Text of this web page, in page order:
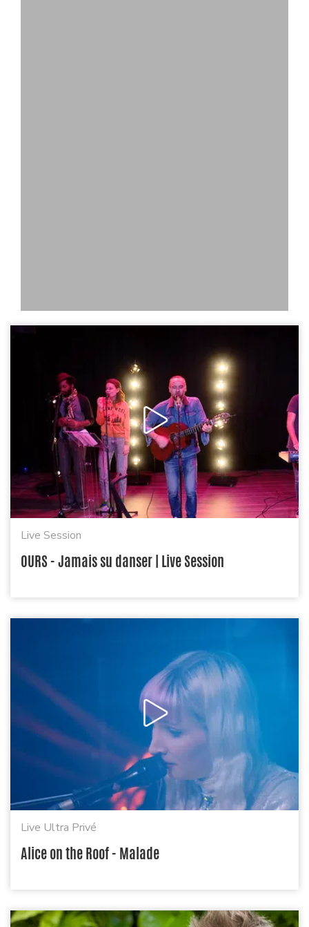
Live Session
OURS - Jamais su danser | Live Session
Live Ultra Privé
Alice on the Roof - Malade